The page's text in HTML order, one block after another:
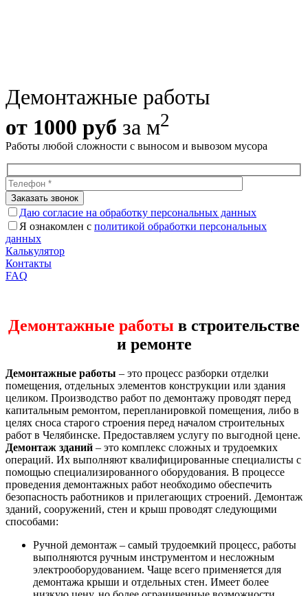
Демонтажные работы
от 1000 руб за м2
Работы любой сложности с выносом и вывозом мусора
Даю согласие на обработку персональных данных
Я ознакомлен с политикой обработки персональных
данных
Калькулятор
Контакты
FAQ
Демонтажные работы в строительстве
и ремонте
Демонтажные работы – это процесс разборки отделки
помещения, отдельных элементов конструкции или здания
целиком. Производство работ по демонтажу проводят перед
капитальным ремонтом, перепланировкой помещения, либо в
целях сноса старого строения перед началом строительных
работ в Челябинске. Предоставляем услугу по выгодной цене.
Демонтаж зданий – это комплекс сложных и трудоемких
операций. Их выполняют квалифицированные специалисты с
помощью специализированного оборудования. В процессе
проведения демонтажных работ необходимо обеспечить
безопасность работников и прилегающих строений. Демонтаж
зданий, сооружений, стен и крыш проводят следующими
способами:
Ручной демонтаж – самый трудоемкий процесс, работы
выполняются ручным инструментом и несложным
электрооборудованием. Чаще всего применяется для
демонтажа крыши и отдельных стен. Имеет более